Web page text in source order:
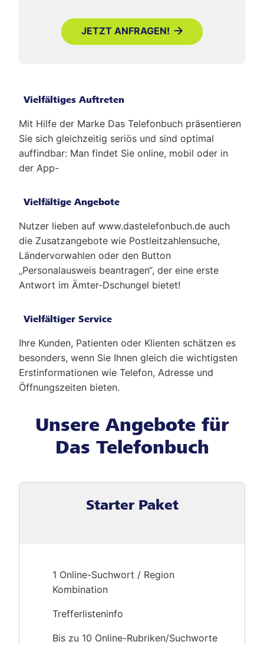
JETZT ANFRAGEN!
Vielfältiges Auftreten
Mit Hilfe der Marke Das Telefonbuch präsentieren
Sie sich gleichzeitig seriös und sind optimal
auffindbar: Man findet Sie online, mobil oder in
der App-
Vielfältige Angebote
Nutzer lieben auf www.dastelefonbuch.de auch
die Zusatzangebote wie Postleitzahlensuche,
Ländervorwahlen oder den Button
„Personalausweis beantragen“, der eine erste
Antwort im Ämter-Dschungel bietet!
Vielfältiger Service
Ihre Kunden, Patienten oder Klienten schätzen es
besonders, wenn Sie Ihnen gleich die wichtigsten
Erstinformationen wie Telefon, Adresse und
Öffnungszeiten bieten.
Unsere Angebote für
Das Telefonbuch
Starter Paket
1 Online-Suchwort / Region
Kombination
Trefferlisteninfo
Bis zu 10 Online-Rubriken/Suchworte